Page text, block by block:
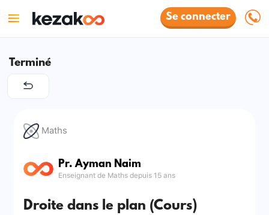
Se connecter
Terminé
Maths
Pr. Ayman Naim
Enseignant de Maths depuis 15 ans
Droite dans le plan (Cours)